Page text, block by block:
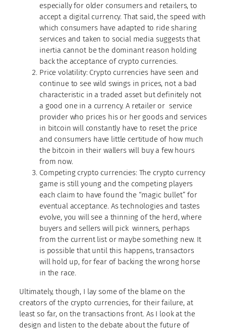
especially for older consumers and retailers, to
accept a digital currency. That said, the speed with
which consumers have adapted to ride sharing
services and taken to social media suggests that
inertia cannot be the dominant reason holding
back the acceptance of crypto currencies.
Price volatility: Crypto currencies have seen and
continue to see wild swings in prices, not a bad
characteristic in a traded asset but definitely not
a good one in a currency. A retailer or service
provider who prices his or her goods and services
in bitcoin will constantly have to reset the price
and consumers have little certitude of how much
the bitcoin in their wallers will buy a few hours
from now.
Competing crypto currencies: The crypto currency
game is still young and the competing players
each claim to have found the “magic bullet” for
eventual acceptance. As technologies and tastes
evolve, you will see a thinning of the herd, where
buyers and sellers will pick winners, perhaps
from the current list or maybe something new. It
is possible that until this happens, transactors
will hold up, for fear of backing the wrong horse
in the race.
Ultimately, though, I lay some of the blame on the
creators of the crypto currencies, for their failure, at
least so far, on the transactions front. As I look at the
design and listen to the debate about the future of